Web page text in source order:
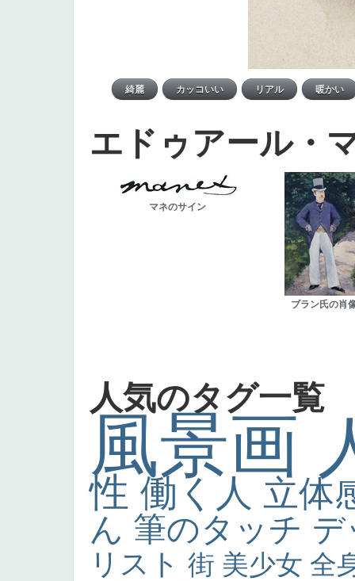
エドゥアール・
マネのサイン
ブラン氏の肖
人気のタグ一覧
風景画
性 働く人 立体
ん 筆のタッチ
リスト 街 美少女 全